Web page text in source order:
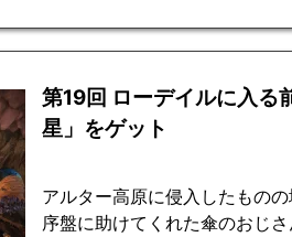
第19回 ローデイルに入る
星」をゲット
アルター高原に侵入したもの
序盤に助けてくれた傘のおじ